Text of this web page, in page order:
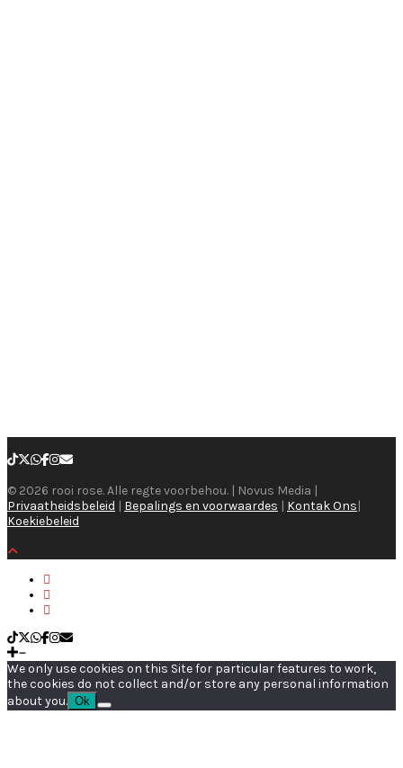
© 2026 rooi rose. Alle regte voorbehou. | Novus Media |
Privaatheidsbeleid | Bepalings en voorwaardes | Kontak Ons|
Koekiebeleid
We only use cookies on this Site for particular features to work,
the cookies do not collect and/or store any personal information
about you. Ok